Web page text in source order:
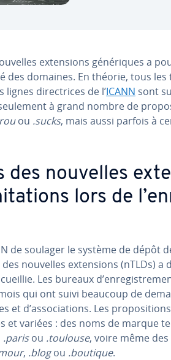
ex­ten­sions gé­né­riques a
des domaines. En théorie, tous
lignes di­rec­trices de l’ICANN sont
à grand nombre de
ou .sucks, mais aussi parfois à
des nouvelles
lors de
de soulager le système de dépôt
nouvelles ex­ten­sions (nTLDs) a
Les bureaux
qui ont suivi beaucoup de
et d’as­so­cia­tions. Les
et variées : des noms de marque
.parisou .toulouse, voire même
, .blogou .boutique.